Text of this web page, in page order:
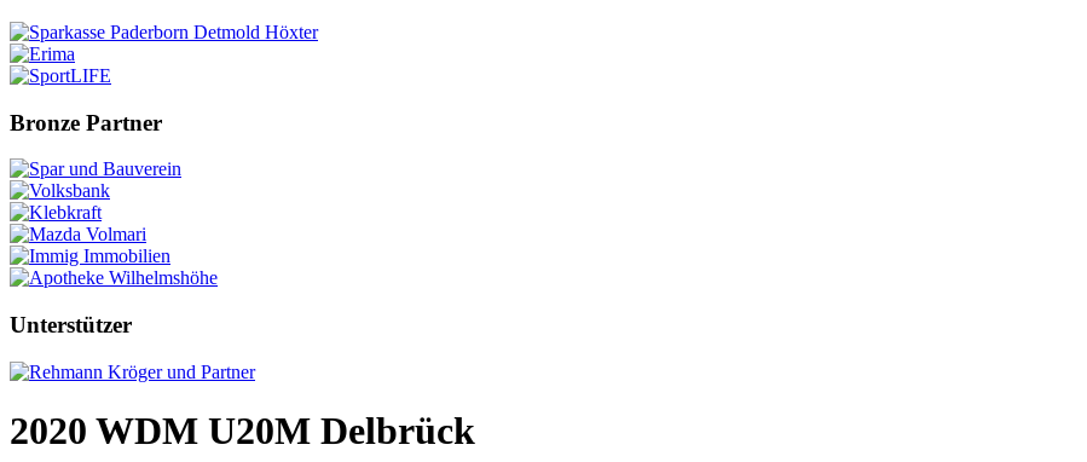
Bronze Partner
Unterstützer
2020 WDM U20M Delbrück